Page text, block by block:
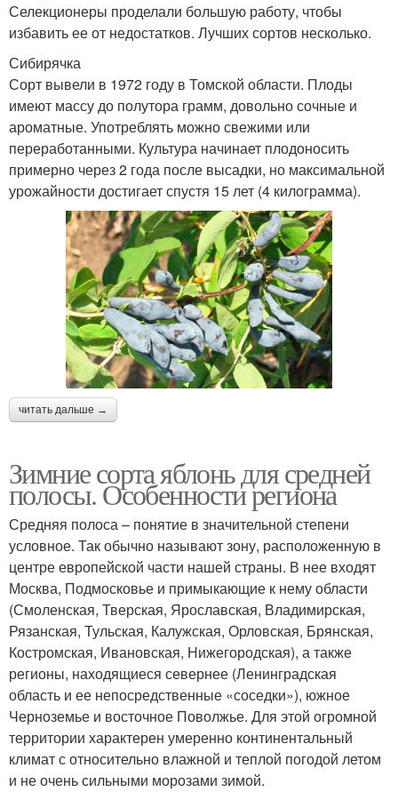
Селекционеры проделали большую работу, чтобы
избавить ее от недостатков. Лучших сортов несколько.
Сибирячка
Сорт вывели в 1972 году в Томской области. Плоды
имеют массу до полутора грамм, довольно сочные и
ароматные. Употреблять можно свежими или
переработанными. Культура начинает плодоносить
примерно через 2 года после высадки, но максимальной
урожайности достигает спустя 15 лет (4 килограмма).
читать дальше →
Зимние сорта яблонь для средней
полосы. Особенности региона
Средняя полоса – понятие в значительной степени
условное. Так обычно называют зону, расположенную в
центре европейской части нашей страны. В нее входят
Москва, Подмосковье и примыкающие к нему области
(Смоленская, Тверская, Ярославская, Владимирская,
Рязанская, Тульская, Калужская, Орловская, Брянская,
Костромская, Ивановская, Нижегородская), а также
регионы, находящиеся севернее (Ленинградская
область и ее непосредственные «соседки»), южное
Черноземье и восточное Поволжье. Для этой огромной
территории характерен умеренно континентальный
климат с относительно влажной и теплой погодой летом
и не очень сильными морозами зимой.